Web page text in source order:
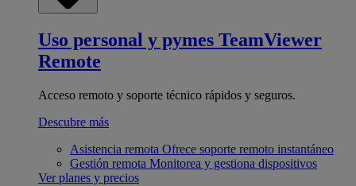
Uso personal y pymes TeamViewer
Remote
Acceso remoto y soporte técnico rápidos y seguros.
Descubre más
Asistencia remota Ofrece soporte remoto instantáneo
Gestión remota Monitorea y gestiona dispositivos
Ver planes y precios